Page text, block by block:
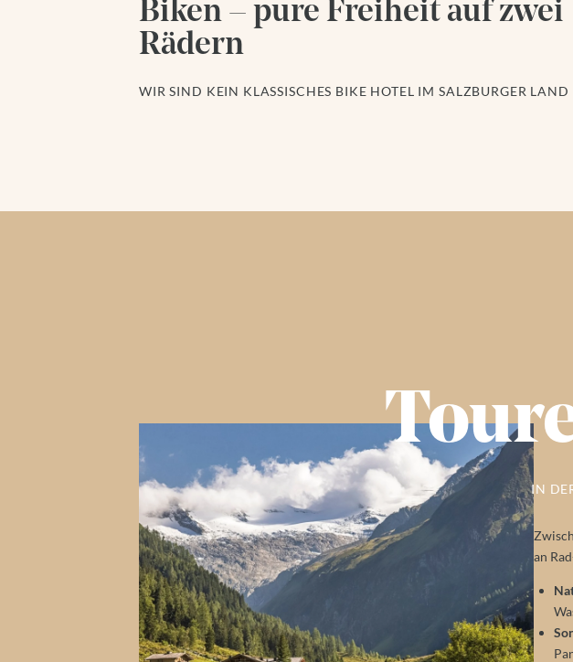
WIR SIND KEIN KLASSISCHES BIKE HOTEL IM SALZBURGER LAND
Biken – pure Freiheit auf zwei
Rädern
IN
an